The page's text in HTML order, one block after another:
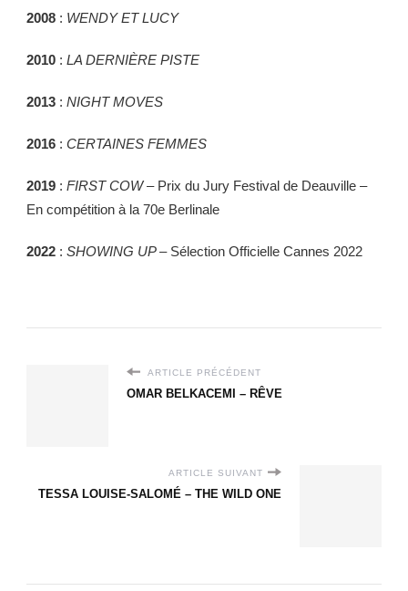
2008 : WENDY ET LUCY
2010 : LA DERNIÈRE PISTE
2013 : NIGHT MOVES
2016 : CERTAINES FEMMES
2019 : FIRST COW– Prix du Jury Festival de Deauville –
En compétition à la 70e Berlinale
2022 : SHOWING UP – Sélection Officielle Cannes 2022
ARTICLE PRÉCÉDENT
OMAR BELKACEMI – RÊVE
ARTICLE SUIVANT
TESSA LOUISE-SALOMÉ – THE WILD ONE